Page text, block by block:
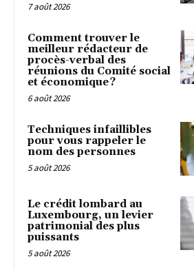
7 août 2026
Comment trouver le
meilleur rédacteur de
procès-verbal des
réunions du Comité social
et économique ?
6 août 2026
Techniques infaillibles
pour vous rappeler le
nom des personnes
5 août 2026
Le crédit lombard au
Luxembourg, un levier
patrimonial des plus
puissants
5 août 2026